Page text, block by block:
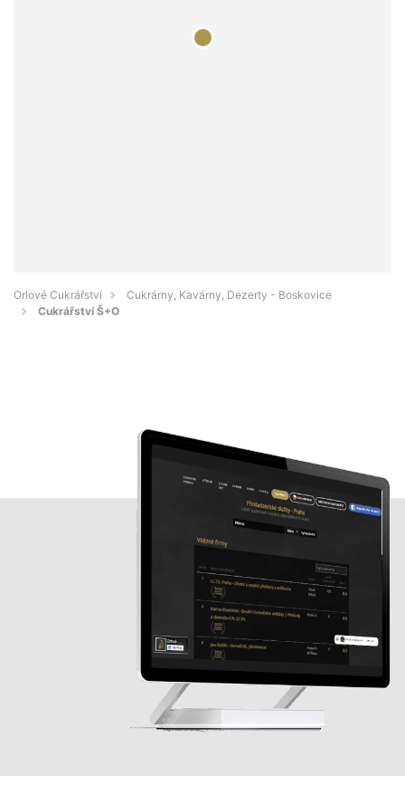
Orlové Cukrářství
Cukrárny, Kavárny, Dezerty - Boskovice
Cukrářství Š+O